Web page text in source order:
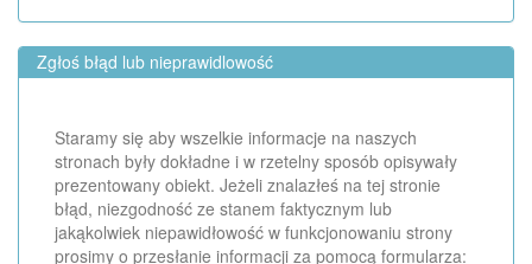
Zgłoś błąd lub nieprawidlowość
Staramy się aby wszelkie informacje na naszych
stronach były dokładne i w rzetelny sposób opisywały
prezentowany obiekt. Jeżeli znalazłeś na tej stronie
błąd, niezgodność ze stanem faktycznym lub
jakąkolwiek niepawidłowość w funkcjonowaniu strony
prosimy o przesłanie informacji za pomocą formularza: